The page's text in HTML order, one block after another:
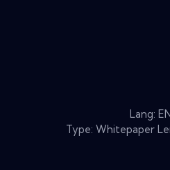
Lang:
Type: Whitepaper